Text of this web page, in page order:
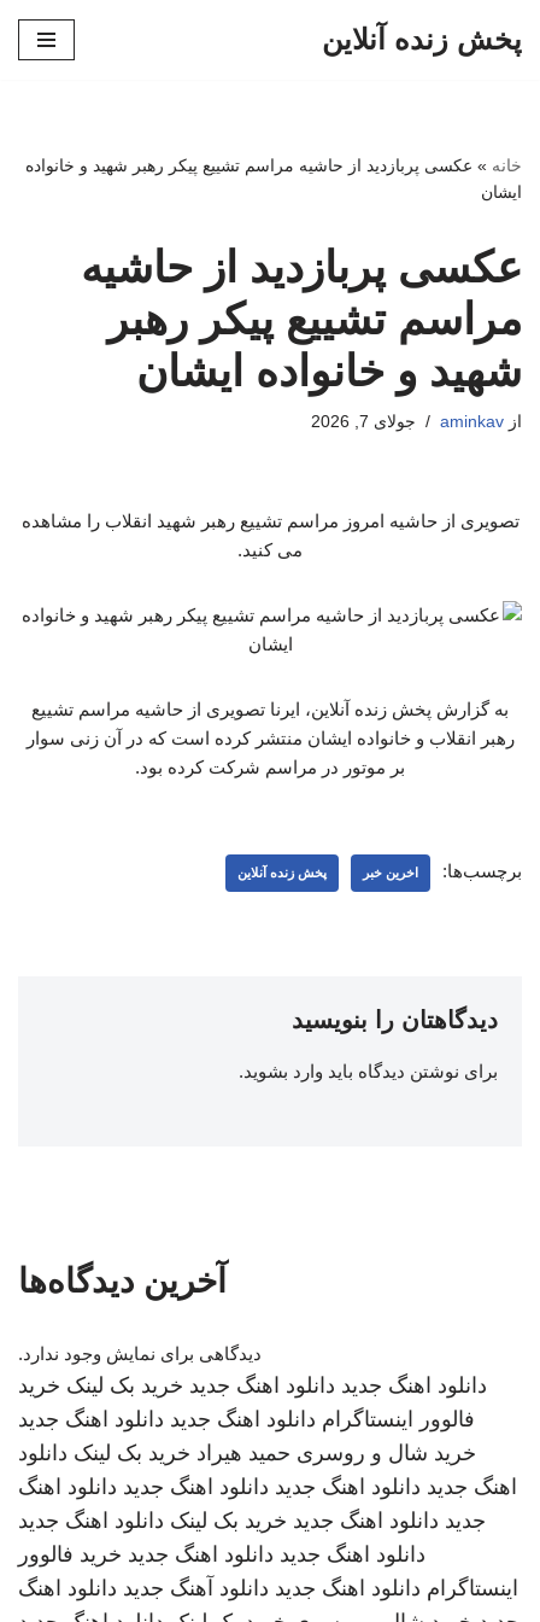
پخش زنده آنلاین
خانه » عکسی پربازدید از حاشیه مراسم تشییع پیکر رهبر شهید و خانواده
ایشان
عکسی پربازدید از حاشیه
مراسم تشییع پیکر رهبر
شهید و خانواده ایشان
از aminkav جولای 7, 2026
تصویری از حاشیه امروز مراسم تشییع رهبر شهید انقلاب را مشاهده
می کنید.
به گزارش پخش زنده آنلاین، ایرنا تصویری از حاشیه مراسم تشییع
رهبر انقلاب و خانواده ایشان منتشر کرده است که در آن زنی سوار
بر موتور در مراسم شرکت کرده بود.
برچسب‌ها: اخرین خبر پخش زنده آنلاین
دیدگاهتان را بنویسید
برای نوشتن دیدگاه باید وارد بشوید.
آخرین دیدگاه‌ها
دیدگاهی برای نمایش وجود ندارد.
دانلود اهنگ جدید دانلود اهنگ جدید خرید بک لینک خرید
فالوور اینستاگرام دانلود اهنگ جدید دانلود اهنگ جدید
خرید شال و روسری حمید هیراد خرید بک لینک دانلود
اهنگ جدید دانلود اهنگ جدید دانلود اهنگ جدید دانلود اهنگ
جدید دانلود اهنگ جدید خرید بک لینک دانلود اهنگ جدید
دانلود اهنگ جدید دانلود اهنگ جدید خرید فالوور
اینستاگرام دانلود اهنگ جدید دانلود آهنگ جدید دانلود اهنگ